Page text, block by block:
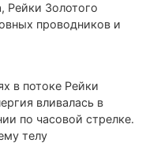
Рейки Золотого
проводников и
в потоке Рейки
вливалась в
по часовой стрелке.
телу